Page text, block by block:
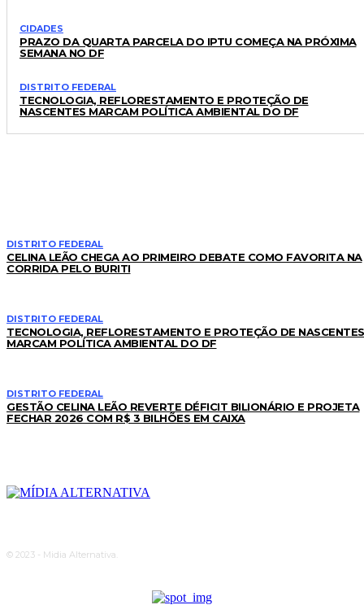
CIDADES
PRAZO DA QUARTA PARCELA DO IPTU COMEÇA NA PRÓXIMA
SEMANA NO DF
DISTRITO FEDERAL
TECNOLOGIA, REFLORESTAMENTO E PROTEÇÃO DE
NASCENTES MARCAM POLÍTICA AMBIENTAL DO DF
DISTRITO FEDERAL
CELINA LEÃO CHEGA AO PRIMEIRO DEBATE COMO FAVORITA NA
CORRIDA PELO BURITI
DISTRITO FEDERAL
TECNOLOGIA, REFLORESTAMENTO E PROTEÇÃO DE NASCENTES
MARCAM POLÍTICA AMBIENTAL DO DF
DISTRITO FEDERAL
GESTÃO CELINA LEÃO REVERTE DÉFICIT BILIONÁRIO E PROJETA
FECHAR 2026 COM R$ 3 BILHÕES EM CAIXA
© 2023 - Midia Alternativa.